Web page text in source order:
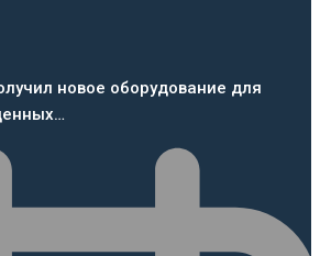
новое оборудование для